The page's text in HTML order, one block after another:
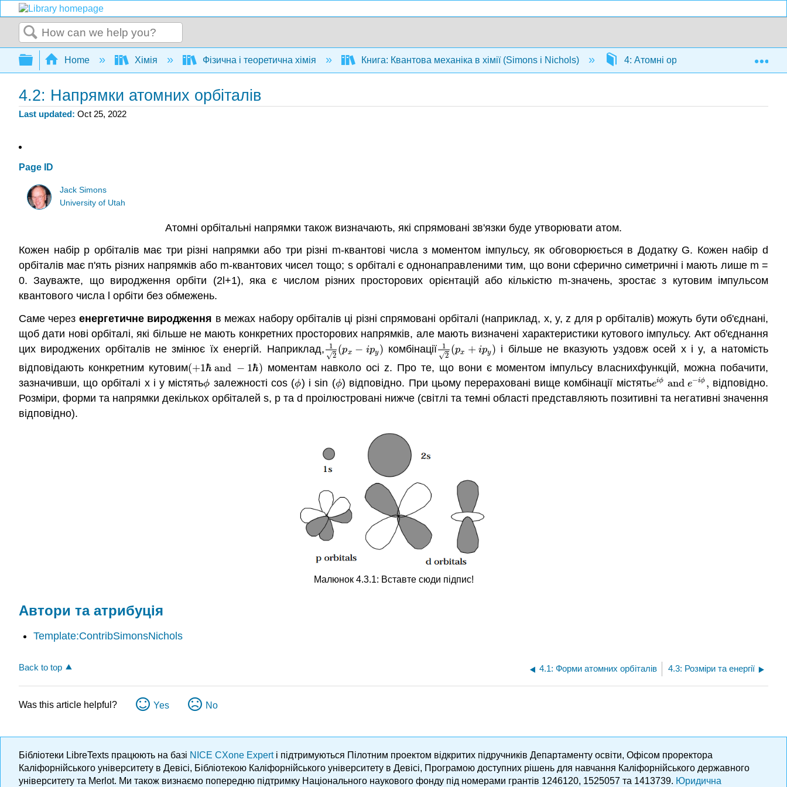
Search
Expand/collapse global hierarchy
Home Хімія Фізична і теоретична хімія Книга: Квантова механіка в хімії (Simons і Nichols) 4: Атомні орбіталі 4.2:
4.2: Напрямки атомних орбіталів
Last updated Oct 25, 2022
Page ID
Jack Simons
University of Utah
Атомні орбітальні напрямки також визначають, які спрямовані зв'язки буде утворювати атом.
Кожен набір p орбіталів має три різні напрямки або три різні m-квантові числа з моментом імпульсу, як обговорюється в Додатку G. Кожен набір d
орбіталів має п'ять різних напрямків або m-квантових чисел тощо; s орбіталі є однонаправленими тим, що вони сферично симетричні і мають лише m =
0. Зауважте, що виродження орбіти (2l+1), яка є числом різних просторових орієнтацій або кількістю m-значень, зростає з кутовим імпульсом
квантового числа l орбіти без обмежень.
Саме через енергетичне виродження в межах набору орбіталів ці різні спрямовані орбіталі (наприклад, x, y, z для p орбіталів) можуть бути об'єднані,
щоб дати нові орбіталі, які більше не мають конкретних просторових напрямків, але мають визначені характеристики кутового імпульсу. Акт об'єднання
цих вироджених орбіталів не змінює їх енергій. Наприклад,
1
2
√ (px − ipy )
12(px−ip y) комбінації
1
2
√ (px + ipy )
12(px+ip y)
і більше не вказують уздовж осей x і y, а натомість
відповідають конкретним кутовим(+1ℏand − 1ℏ)
(+1ℏand −1 ℏ)
моментам навколо осі z. Про те, що вони є моментом імпульсу власнихфункцій, можна побачити,
зазначивши, що орбіталі x і y містятьϕ
ϕ залежності cos (ϕ
ϕ) і sin (ϕ
ϕ) відповідно. При цьому перераховані вище комбінації містятьeiϕ and e−iϕ ,
eiϕ ande−iϕ відповідно.
Розміри, форми та напрямки декількох орбіталей s, p та d проілюстровані нижче (світлі та темні області представляють позитивні та негативні значення
відповідно).
Малюнок 4.3.1: Вставте сюди підпис!
Автори та атрибуція
Template:ContribSimonsNichols
Back to top 4.1: Форми атомних орбіталів 4.3: Розміри та енергії
Was this article helpful? Yes No
Бібліотеки LibreTexts працюють на базі NICE CXone Expert і підтримуються Пілотним проектом відкритих підручників Департаменту освіти, Офісом проректора
Каліфорнійського університету в Девісі, Бібліотекою Каліфорнійського університету в Девісі, Програмою доступних рішень для навчання Каліфорнійського державного
університету та Merlot. Ми також визнаємо попередню підтримку Національного наукового фонду під номерами грантів 1246120, 1525057 та 1413739. Юридична